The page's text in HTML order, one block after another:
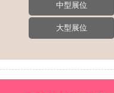
中型展位
大型展位